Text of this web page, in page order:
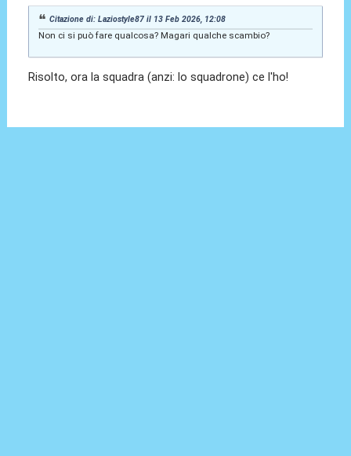
Citazione di: Laziostyle87 il 13 Feb 2026, 12:08
Non ci si può fare qualcosa? Magari qualche scambio?
Risolto, ora la squadra (anzi: lo squadrone) ce l'ho!